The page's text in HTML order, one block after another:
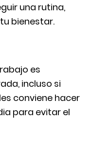
una rutina,
bienestar.
es
incluso si
conviene hacer
para evitar el